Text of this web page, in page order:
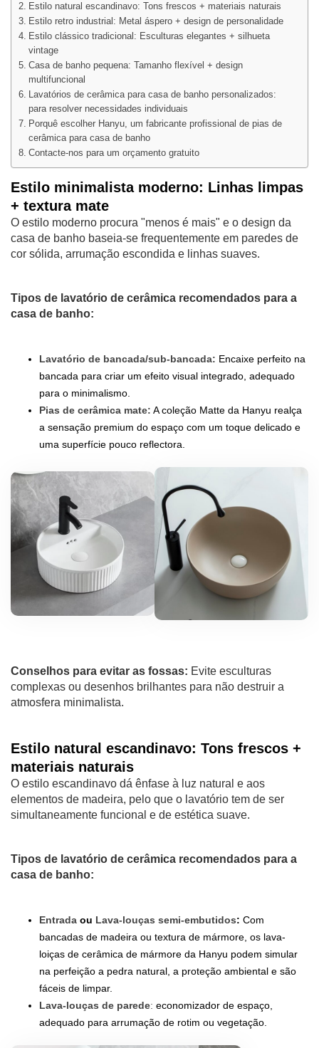
Estilo natural escandinavo: Tons frescos + materiais naturais
Estilo retro industrial: Metal áspero + design de personalidade
Estilo clássico tradicional: Esculturas elegantes + silhueta
vintage
Casa de banho pequena: Tamanho flexível + design
multifuncional
Lavatórios de cerâmica para casa de banho personalizados:
para resolver necessidades individuais
Porquê escolher Hanyu, um fabricante profissional de pias de
cerâmica para casa de banho
Contacte-nos para um orçamento gratuito
Estilo minimalista moderno: Linhas limpas
+ textura mate
O estilo moderno procura "menos é mais" e o design da
casa de banho baseia-se frequentemente em paredes de
cor sólida, arrumação escondida e linhas suaves.
Tipos de lavatório de cerâmica recomendados para a
casa de banho:
Lavatório de bancada/sub-bancada: Encaixe perfeito na
bancada para criar um efeito visual integrado, adequado
para o minimalismo.
Pias de cerâmica mate: A coleção Matte da Hanyu realça
a sensação premium do espaço com um toque delicado e
uma superfície pouco reflectora.
Conselhos para evitar as fossas: Evite esculturas
complexas ou desenhos brilhantes para não destruir a
atmosfera minimalista.
Estilo natural escandinavo: Tons frescos +
materiais naturais
O estilo escandinavo dá ênfase à luz natural e aos
elementos de madeira, pelo que o lavatório tem de ser
simultaneamente funcional e de estética suave.
Tipos de lavatório de cerâmica recomendados para a
casa de banho:
Entrada ou Lava-louças semi-embutidos: Com
bancadas de madeira ou textura de mármore, os lava-
loiças de cerâmica de mármore da Hanyu podem simular
na perfeição a pedra natural, a proteção ambiental e são
fáceis de limpar.
Lava-louças de parede: economizador de espaço,
adequado para arrumação de rotim ou vegetação.